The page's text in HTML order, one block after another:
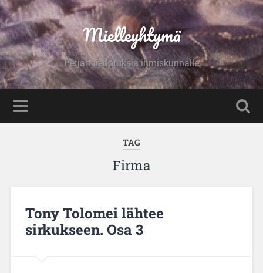
Mielleyhtymä
Petjan tiedotuksia ihmiskunnalle
TAG
Firma
Tony Tolomei lähtee
sirkukseen. Osa 3